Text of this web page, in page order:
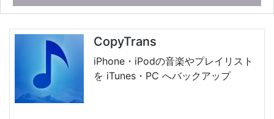
CopyTrans
iPhone・iPodの音楽やプレイリスト
を iTunes・PC へバックアップ